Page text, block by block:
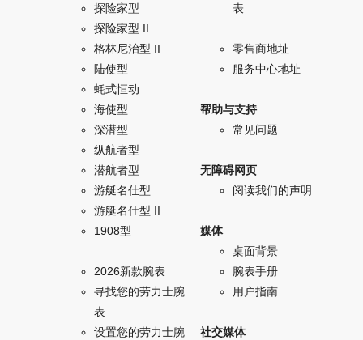
探险家型
探险家型 II
格林尼治型 II
陆使型
蚝式恒动
海使型
深潜型
纵航者型
潜航者型
游艇名仕型
游艇名仕型 II
1908型
2026新款腕表
寻找您的劳力士腕
表
设置您的劳力士腕
表
零售商地址
服务中心地址
帮助与支持
常见问题
无障碍网页
阅读我们的声明
媒体
桌面背景
腕表手册
用户指南
社交媒体